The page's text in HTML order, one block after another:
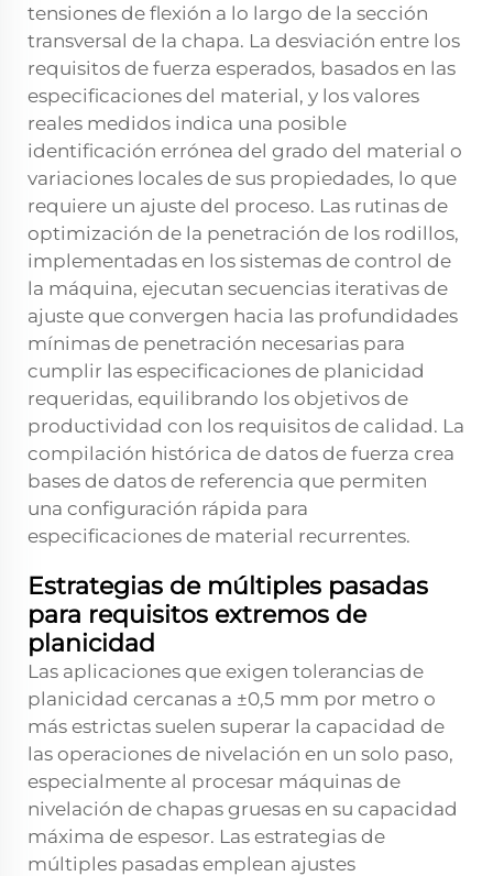
tensiones de flexión a lo largo de la sección
transversal de la chapa. La desviación entre los
requisitos de fuerza esperados, basados en las
especificaciones del material, y los valores
reales medidos indica una posible
identificación errónea del grado del material o
variaciones locales de sus propiedades, lo que
requiere un ajuste del proceso. Las rutinas de
optimización de la penetración de los rodillos,
implementadas en los sistemas de control de
la máquina, ejecutan secuencias iterativas de
ajuste que convergen hacia las profundidades
mínimas de penetración necesarias para
cumplir las especificaciones de planicidad
requeridas, equilibrando los objetivos de
productividad con los requisitos de calidad. La
compilación histórica de datos de fuerza crea
bases de datos de referencia que permiten
una configuración rápida para
especificaciones de material recurrentes.
Estrategias de múltiples pasadas
para requisitos extremos de
planicidad
Las aplicaciones que exigen tolerancias de
planicidad cercanas a ±0,5 mm por metro o
más estrictas suelen superar la capacidad de
las operaciones de nivelación en un solo paso,
especialmente al procesar máquinas de
nivelación de chapas gruesas en su capacidad
máxima de espesor. Las estrategias de
múltiples pasadas emplean ajustes